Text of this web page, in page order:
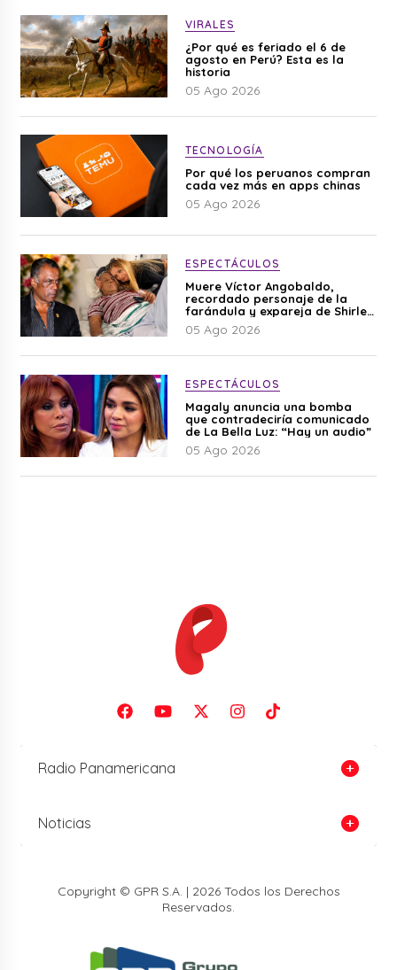
VIRALES
¿Por qué es feriado el 6 de
agosto en Perú? Esta es la
historia
05 Ago 2026
TECNOLOGÍA
Por qué los peruanos compran
cada vez más en apps chinas
05 Ago 2026
ESPECTÁCULOS
Muere Víctor Angobaldo,
recordado personaje de la
farándula y expareja de Shirley
Cherres
05 Ago 2026
ESPECTÁCULOS
Magaly anuncia una bomba
que contradeciría comunicado
de La Bella Luz: “Hay un audio”
05 Ago 2026
Radio Panamericana
Noticias
Copyright © GPR S.A. | 2026 Todos los Derechos
Reservados.